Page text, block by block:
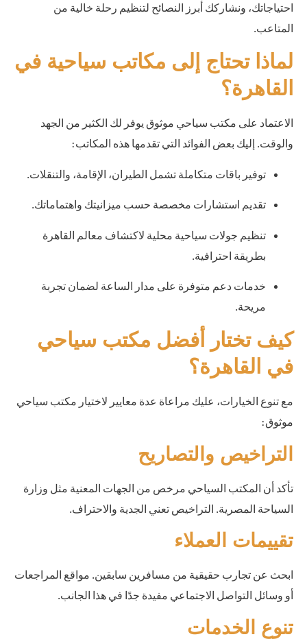
احتياجاتك، ونشاركك أبرز النصائح لتنظيم رحلة خالية من
المتاعب.
لماذا تحتاج إلى مكاتب سياحية في
القاهرة؟
الاعتماد على مكتب سياحي موثوق يوفر لك الكثير من الجهد
والوقت. إليك بعض الفوائد التي تقدمها هذه المكاتب:
توفير باقات متكاملة تشمل الطيران، الإقامة، والتنقلات.
تقديم استشارات مخصصة حسب ميزانيتك واهتماماتك.
تنظيم جولات سياحية محلية لاكتشاف معالم القاهرة
بطريقة احترافية.
خدمات دعم متوفرة على مدار الساعة لضمان تجربة
مريحة.
كيف تختار أفضل مكتب سياحي
في القاهرة؟
مع تنوع الخيارات، عليك مراعاة عدة معايير لاختيار مكتب سياحي
موثوق:
التراخيص والتصاريح
تأكد أن المكتب السياحي مرخص من الجهات المعنية مثل وزارة
السياحة المصرية. التراخيص تعني الجدية والاحتراف.
تقييمات العملاء
ابحث عن تجارب حقيقية من مسافرين سابقين. مواقع المراجعات
أو وسائل التواصل الاجتماعي مفيدة جدًا في هذا الجانب.
تنوع الخدمات